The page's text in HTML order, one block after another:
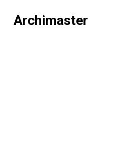
Archimaster